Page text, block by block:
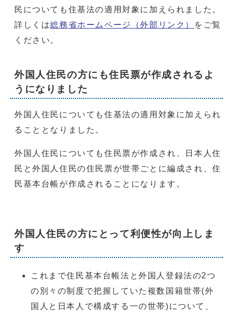
民についても住基法の適用対象に加えられました。
詳しくは総務省ホームページ（外部リンク）
をご覧
ください。
外国人住民の方にも住民票が作成されるよ
うになりました
外国人住民についても住基法の適用対象に加えられ
ることとなりました。
外国人住民についても住民票が作成され、日本人住
民と外国人住民の住民票が世帯ごとに編成され、住
民基本台帳が作成されることになります。
外国人住民の方にとって利便性が向上しま
す
これまで住民基本台帳法と外国人登録法の2つ
の別々の制度で把握していた複数国籍世帯(外
国人と日本人で構成する一の世帯)について、